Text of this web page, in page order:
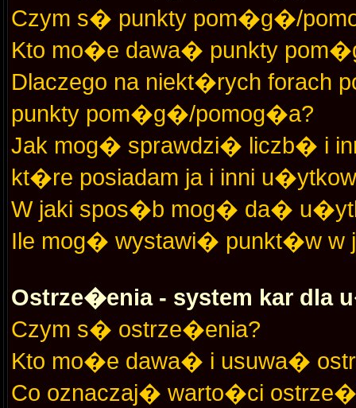
Czym s� punkty pom�g�/
Kto mo�e dawa� punkty
Dlaczego na niekt�rych forach
punkty pom�g�/pomog�a?
Jak mog� sprawdzi� liczb� i
kt�re posiadam ja i inni
W jaki spos�b mog� da�
Ile mog� wystawi� punkt�w w
Ostrze�enia - system kar dla
Czym s� ostrze�enia?
Kto mo�e dawa� i usuwa�
Co oznaczaj� warto�ci